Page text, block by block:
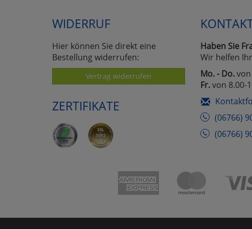
WIDERRUF
Hier können Sie direkt eine
Bestellung widerrufen:
Vertrag widerrufen
ZERTIFIKATE
Haben Sie
Wir helfen
Mo. - Do.
Fr.von 8.00-
(06766)
(06766)